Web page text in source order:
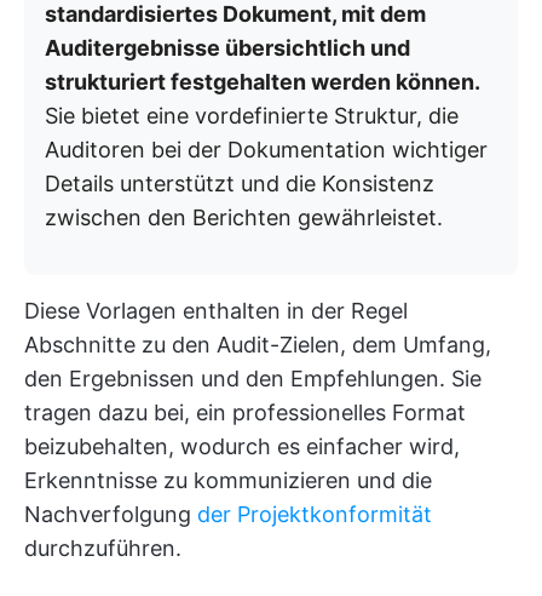
standardisiertes Dokument, mit dem
Auditergebnisse übersichtlich und
strukturiert festgehalten werden können.
Sie bietet eine vordefinierte Struktur, die
Auditoren bei der Dokumentation wichtiger
Details unterstützt und die Konsistenz
zwischen den Berichten gewährleistet.
Diese Vorlagen enthalten in der Regel
Abschnitte zu den Audit-Zielen, dem Umfang,
den Ergebnissen und den Empfehlungen. Sie
tragen dazu bei, ein professionelles Format
beizubehalten, wodurch es einfacher wird,
Erkenntnisse zu kommunizieren und die
Nachverfolgung der Projektkonformität
durchzuführen.